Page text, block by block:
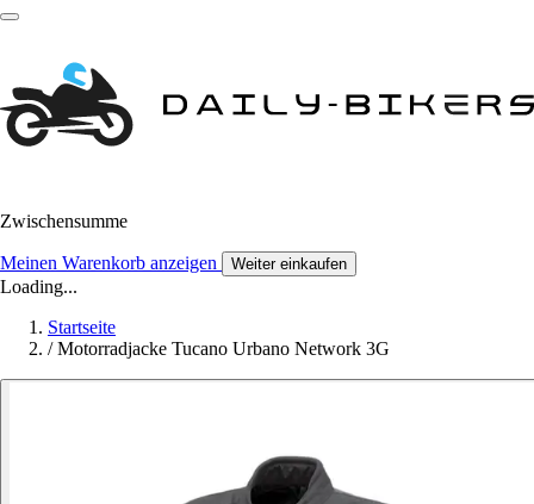
Zwischensumme
Meinen Warenkorb anzeigen Weiter einkaufen
Loading...
Startseite
/ Motorradjacke Tucano Urbano Network 3G